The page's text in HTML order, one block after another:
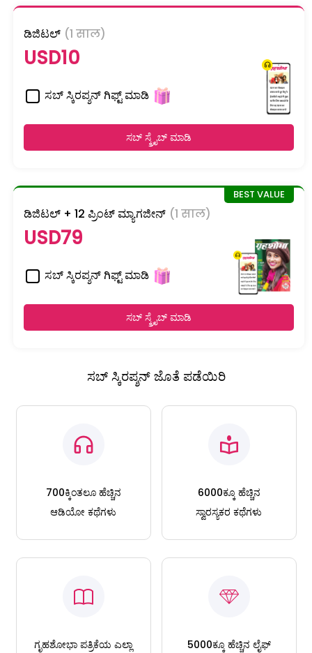
ಡಿಜಿಟಲ್ (1 साल)
USD10
ಸಬ್ ಸ್ಕಿರಪ್ಶನ್ ಗಿಫ್ಟ್ ಮಾಡಿ
ಸಬ್ ಸ್ಕ್ರೈಬ್ ಮಾಡಿ
ಡಿಜಿಟಲ್ + 12 ಪ್ರಿಂಟ್ ಮ್ಯಾಗಜೀನ್ (1 साल)
USD79
ಸಬ್ ಸ್ಕಿರಪ್ಶನ್ ಗಿಫ್ಟ್ ಮಾಡಿ
ಸಬ್ ಸ್ಕ್ರೈಬ್ ಮಾಡಿ
ಸಬ್ ಸ್ಕಿರಪ್ಶನ್ ಜೊತೆ ಪಡೆಯಿರಿ
700ಕ್ಕಿಂತಲೂ ಹೆಚ್ಚಿನ
ಆಡಿಯೋ ಕಥೆಗಳು
6000ಕ್ಕೂ ಹೆಚ್ಚಿನ
ಸ್ವಾರಸ್ಯಕರ ಕಥೆಗಳು
ಗೃಹಶೋಭಾ ಪತ್ರಿಕೆಯ ಎಲ್ಲಾ
5000ಕ್ಕೂ ಹೆಚ್ಚಿನ ಲೈಫ್